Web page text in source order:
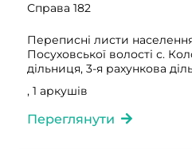
Справа 182
Переписні листи
Посуховської волості с.
дільниця, 3-я рахункова
, 1 аркушів
Переглянути